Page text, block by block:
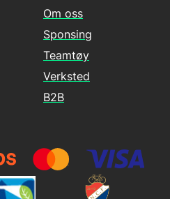
Om oss
Sponsing
Teamtøy
Verksted
B2B